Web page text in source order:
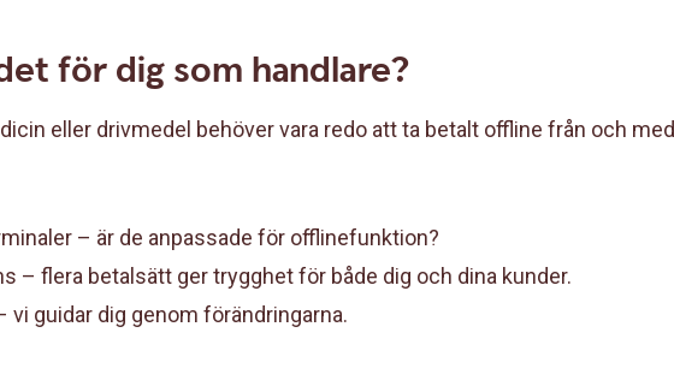
för dig som handlare?
eller drivmedel behöver vara redo att ta betalt offline från och med
– är de anpassade för offlinefunktion?
– flera betalsätt ger trygghet för både dig och dina kunder.
vi guidar dig genom förändringarna.